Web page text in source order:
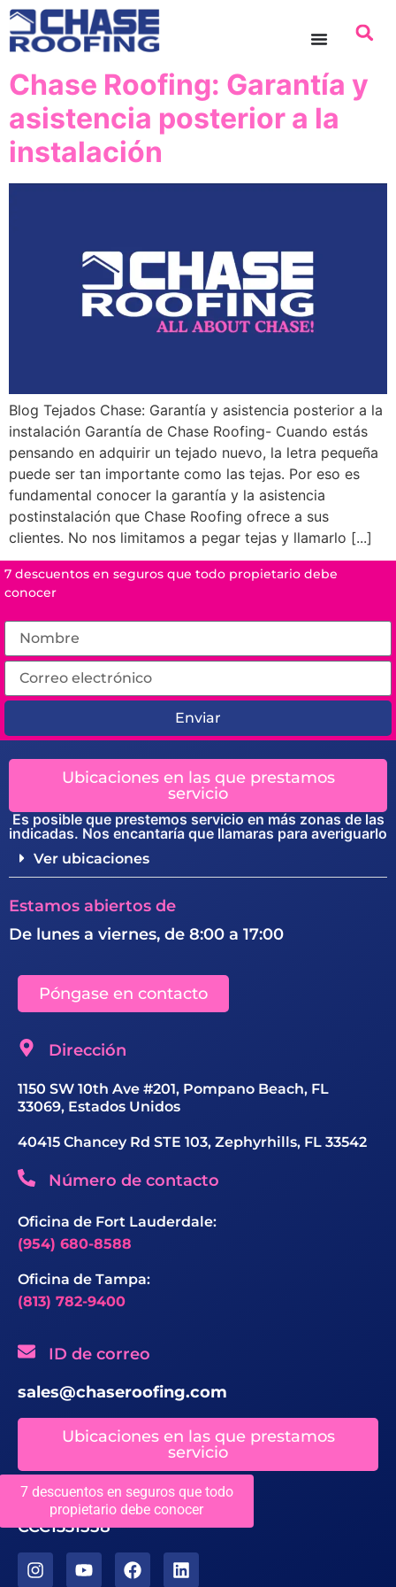
contenido
Chase Roofing: Garantía y
asistencia posterior a la
instalación
Blog Tejados Chase: Garantía y asistencia posterior a la
instalación Garantía de Chase Roofing- Cuando estás
pensando en adquirir un tejado nuevo, la letra pequeña
puede ser tan importante como las tejas. Por eso es
fundamental conocer la garantía y la asistencia
postinstalación que Chase Roofing ofrece a sus
clientes. No nos limitamos a pegar tejas y llamarlo [...]
7 descuentos en seguros que todo
propietario debe conocer
7 descuentos en seguros que todo propietario debe
conocer
Enviar
Ubicaciones en las que prestamos
servicio
Es posible que prestemos servicio en más zonas de las
indicadas. Nos encantaría que llamaras para averiguarlo
Ver ubicaciones
Estamos abiertos de
De lunes a viernes, de 8:00 a 17:00
Póngase en contacto
Dirección
1150 SW 10th Ave #201, Pompano Beach, FL
33069, Estados Unidos
40415 Chancey Rd STE 103, Zephyrhills, FL 33542
Número de contacto
Oficina de Fort Lauderdale:
(954) 680-8588
Oficina de Tampa:
(813) 782-9400
ID de correo
sales@chaseroofing.com
Ubicaciones en las que prestamos
servicio
Licencias
CCC1331558